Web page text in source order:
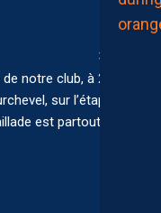
notre club, à 2 km
sur l’étape du
est partout.